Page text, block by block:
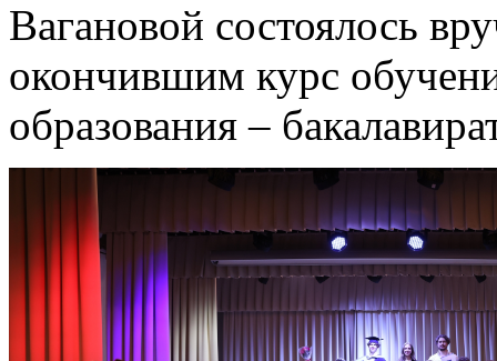
Вагановой состоялось
окончившим курс
образования –